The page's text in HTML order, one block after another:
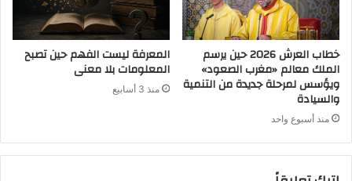
خطاب العرش 2026 حين يرسم
الملك معالم «مغرب الصعود»
ويؤسس لمرحلة جديدة من التنمية
والسيادة
منذ أسبوع واحد
المعرفة ليست الفهم حين تصبح
المعلومات بلا معنى
منذ 3 أسابيع